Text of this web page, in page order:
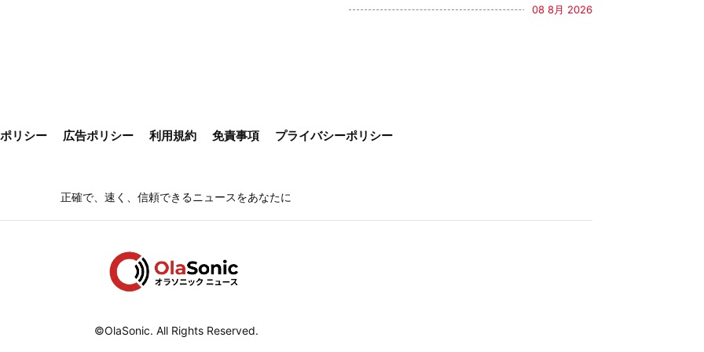
08 8月 2026
リシー 広告ポリシー 利用規約 免責事項 プライバシーポリシー
正確で、速く、信頼できるニュースをあなたに
©OlaSonic. All Rights Reserved.